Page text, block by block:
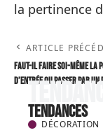
la pertinence
ARTICLE
Faut-il faire soi-même la
d’entrée ou passer par un
Tendances
DÉCORATION